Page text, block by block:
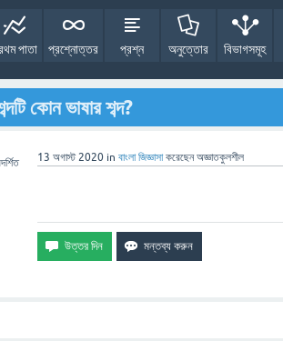
পাতা প্রশ্নোত্তর প্রশ্ন অনুত্তোর বিভাগসমূহ
কোন ভাষার শব্দ?
13 অগাস্ট 2020 in বাংলা জিজ্ঞাসা করেছেনঅজ্ঞাতকুলশীল